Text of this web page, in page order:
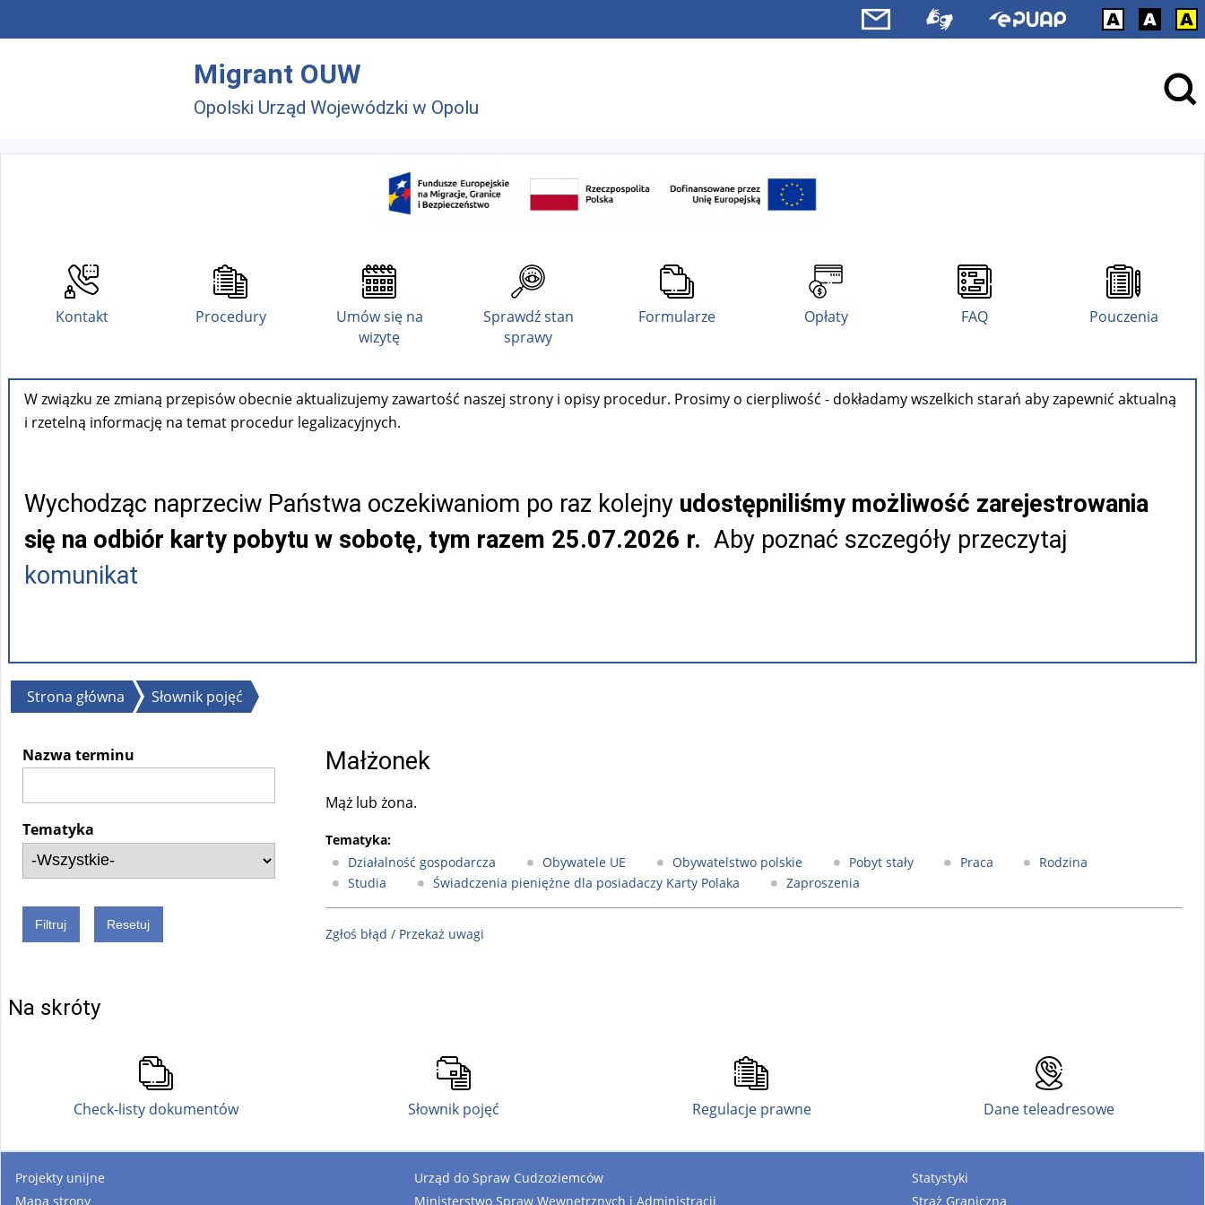
Migrant OUW
Opolski Urząd Wojewódzki w Opolu
Kontakt Procedury
Umów się na
wizytę
Sprawdź stan
sprawy
Formularze Opłaty FAQ Pouczenia
W związku ze zmianą przepisów obecnie aktualizujemy zawartość naszej strony i opisy procedur. Prosimy o cierpliwość - dokładamy wszelkich starań aby zapewnić aktualną
i rzetelną informację na temat procedur legalizacyjnych.
Wychodząc naprzeciw Państwa oczekiwaniom po raz kolejny udostępniliśmy możliwość zarejestrowania
się na odbiór karty pobytu w sobotę, tym razem 25.07.2026 r. Aby poznać szczegóły przeczytaj
komunikat
Jesteś
Strona główna Słownik pojęć
Nazwa terminu
Tematyka
Małżonek
Mąż lub żona.
Tematyka:
Działalność gospodarcza
Obywatele UE Obywatelstwo polskie Pobyt stały Praca
Rodzina
Studia
Świadczenia pieniężne dla posiadaczy Karty Polaka Zaproszenia
Zgłoś błąd / Przekaż uwagi
Na skróty
Check-listy dokumentów Słownik pojęć Regulacje prawne Dane teleadresowe
Projekty unijne
Mapa strony
Urząd do Spraw Cudzoziemców
Ministerstwo Spraw Wewnętrznych i Administracji
Statystyki
Straż Graniczna